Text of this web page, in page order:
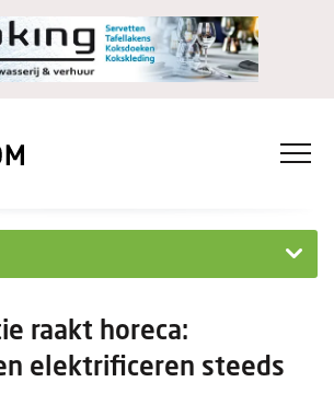
raakt horeca:
elektrificeren steeds